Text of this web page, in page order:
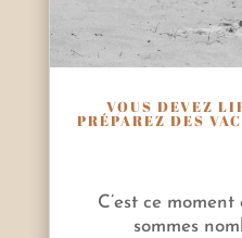
VOUS DEVEZ
PRÉPAREZ DES
C’est ce moment
sommes